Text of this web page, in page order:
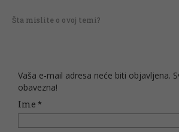
Šta mislite o ovoj temi?
Vaša e-mail adresa neće biti objavljena.
obavezna!
Ime *